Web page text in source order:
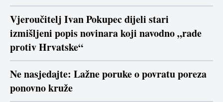
Vjeroučitelj Ivan Pokupec dijeli stari
izmišljeni popis novinara koji navodno „rade
protiv Hrvatske“
Ne nasjedajte: Lažne poruke o povratu poreza
ponovno kruže